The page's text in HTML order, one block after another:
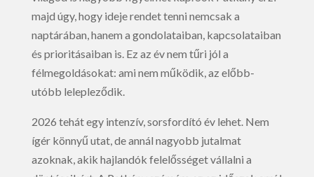
majd úgy, hogy ideje rendet tenni nemcsak a
naptárában, hanem a gondolataiban, kapcsolataiban
és prioritásaiban is. Ez az év nem tűri jól a
félmegoldásokat: ami nem működik, az előbb-
utóbb lelepleződik.
2026 tehát egy intenzív, sorsfordító év lehet. Nem
ígér könnyű utat, de annál nagyobb jutalmat
azoknak, akik hajlandók felelősséget vállalni a